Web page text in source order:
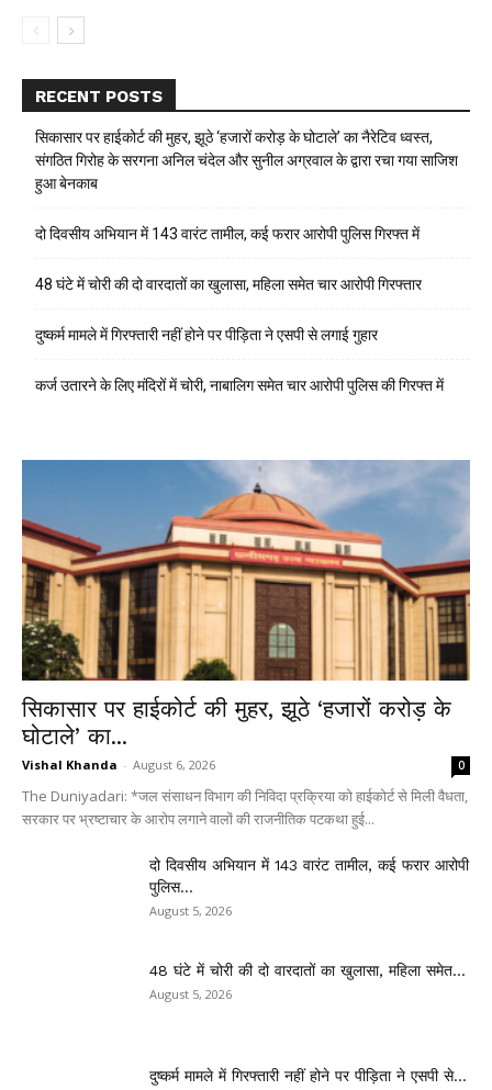
RECENT POSTS
सिकासार पर हाईकोर्ट की मुहर, झूठे ‘हजारों करोड़ के घोटाले’ का नैरेटिव ध्वस्त,
संगठित गिरोह के सरगना अनिल चंदेल और सुनील अग्रवाल के द्वारा रचा गया साजिश
हुआ बेनकाब
दो दिवसीय अभियान में 143 वारंट तामील, कई फरार आरोपी पुलिस गिरफ्त में
48 घंटे में चोरी की दो वारदातों का खुलासा, महिला समेत चार आरोपी गिरफ्तार
दुष्कर्म मामले में गिरफ्तारी नहीं होने पर पीड़िता ने एसपी से लगाई गुहार
कर्ज उतारने के लिए मंदिरों में चोरी, नाबालिग समेत चार आरोपी पुलिस की गिरफ्त में
सिकासार पर हाईकोर्ट की मुहर, झूठे ‘हजारों करोड़ के
घोटाले’ का...
Vishal Khanda - August 6, 2026 0
The Duniyadari: *जल संसाधन विभाग की निविदा प्रक्रिया को हाईकोर्ट से मिली वैधता,
सरकार पर भ्रष्टाचार के आरोप लगाने वालों की राजनीतिक पटकथा हुई...
दो दिवसीय अभियान में 143 वारंट तामील, कई फरार आरोपी
पुलिस...
August 5, 2026
48 घंटे में चोरी की दो वारदातों का खुलासा, महिला समेत...
August 5, 2026
दुष्कर्म मामले में गिरफ्तारी नहीं होने पर पीड़िता ने एसपी से...